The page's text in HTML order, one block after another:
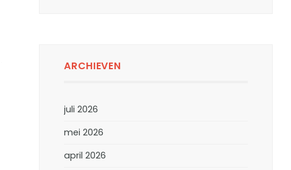
ARCHIEVEN
juli 2026
mei 2026
april 2026